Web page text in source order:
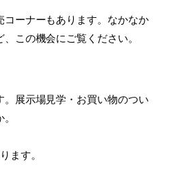
コーナーもあります。なかなか
この機会にご覧ください。
展示場見学・お買い物のつい
ます。